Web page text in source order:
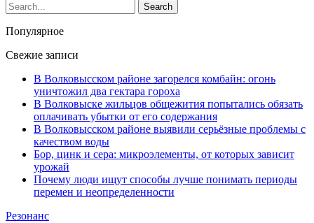
Популярное
Свежие записи
В Волковысском районе загорелся комбайн: огонь
уничтожил два гектара гороха
В Волковыске жильцов общежития попытались обязать
оплачивать убытки от его содержания
В Волковысском районе выявили серьёзные проблемы с
качеством воды
Бор, цинк и сера: микроэлементы, от которых зависит
урожай
Почему люди ищут способы лучше понимать периоды
перемен и неопределенности
Резонанс